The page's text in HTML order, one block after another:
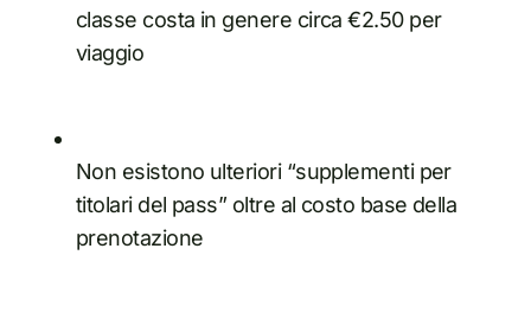
classe costa in genere circa €2.50 per
viaggio
Non esistono ulteriori “supplementi per
titolari del pass” oltre al costo base della
prenotazione